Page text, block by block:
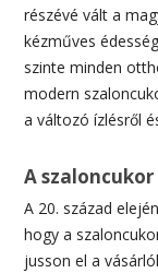
részévé vált a
kézműves
szinte minden
modern
a változó ízlésről
A
A 20. század
hogy a
jusson el a